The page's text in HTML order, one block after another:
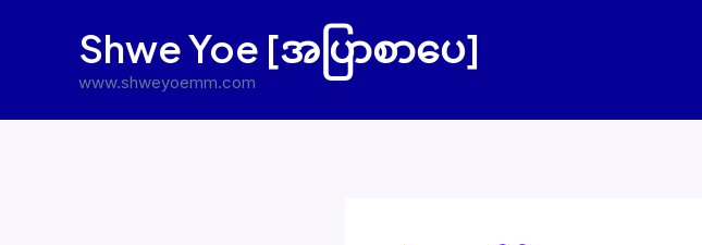
Shwe Yoe [အပြာစာပေ]
www.shweyoemm.com